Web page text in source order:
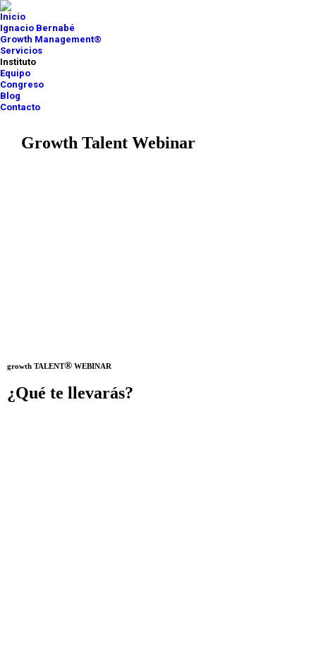
Inicio
Ignacio Bernabé
Growth Management®
Servicios
Instituto
Equipo
Congreso
Blog
Contacto
Growth Talent Webinar
growth TALENT® WEBINAR
¿Qué te llevarás?